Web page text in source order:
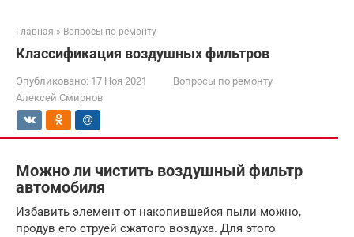
Главная » Вопросы по ремонту
Классификация воздушных фильтров
Опубликовано: 17 Ноя 2021
Вопросы по ремонту
Алексей Смирнов
Можно ли чистить воздушный фильтр
автомобиля
Избавить элемент от накопившейся пыли можно,
продув его струей сжатого воздуха. Для этого